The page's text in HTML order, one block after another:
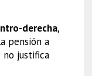
derecha,
pensión a
no justifica